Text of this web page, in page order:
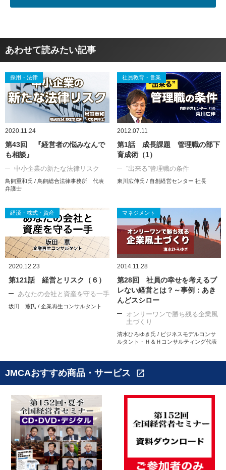
あわせて読みたい記事
採用・法律
2020.11.24
第43回 『経営者の悩みなんで
も相談』
中小企業の新たな法律リスク
鳥飼重和氏 / 鳥飼総合法律事務所 代表
弁護士
社員教育・営業
2012.07.11
第1話 成長課題 管理職の部下
育成術（1）
“出来る”管理職の条件
東川広伸氏 / 自創経営センター 社長
経済・株式・資産
2020.12.23
第121話 経営とリスク（６）
あなたの会社と資産を守る一手
坂田 薫氏 / 企業再生コンサルタント
マネジメント
2014.11.28
第28回 社員の幸せを考えるブ
レない経営とは？～事例：あき
んどスシロー
オンリーワンで勝ち残る企業風
土づくり
清水ひろゆき氏 / ビジネスモデルコンサ
ルタント・Ｈ＆Ｈコンサルティング代表
JMCAおすすめ商品・サービス open_in_new